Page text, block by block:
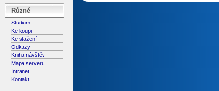
Různé
Studium
Ke koupi
Ke stažení
Odkazy
Kniha návštěv
Mapa serveru
Intranet
Kontakt